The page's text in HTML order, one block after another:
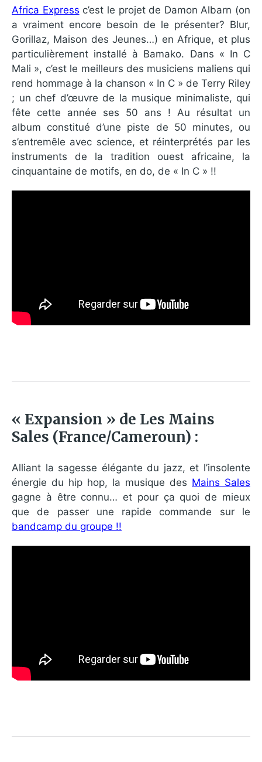
Africa Express c’est le projet de Damon Albarn (on
a vraiment encore besoin de le présenter? Blur,
Gorillaz, Maison des Jeunes…) en Afrique, et plus
particulièrement installé à Bamako. Dans « In C
Mali », c’est le meilleurs des musiciens maliens qui
rend hommage à la chanson « In C » de Terry Riley
; un chef d’œuvre de la musique minimaliste, qui
fête cette année ses 50 ans ! Au résultat un
album constitué d’une piste de 50 minutes, ou
s’entremêle avec science, et réinterprétés par les
instruments de la tradition ouest africaine, la
cinquantaine de motifs, en do, de « In C » !!
« Expansion » de Les Mains
Sales (France/Cameroun) :
Alliant la sagesse élégante du jazz, et l’insolente
énergie du hip hop, la musique des Mains Sales
gagne à être connu… et pour ça quoi de mieux
que de passer une rapide commande sur le
bandcamp du groupe !!